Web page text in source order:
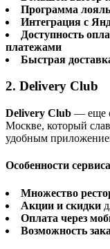
Программа
Интеграция с
Доступность
платежами
Быстрая
2. Delivery Club
Delivery Club — еще
Москве, который
удобным
Особенности
Множество
Акции и скидки
Оплата через
Возможность